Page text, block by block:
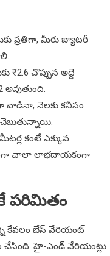
ప్రతిగా, మీరు బ్యాటరీ
₹2.6 చొప్పున అద్దె
అవుతుంది.
వాడినా, నెలకు కనీసం
చెబుతున్నాయి.
కంటే ఎక్కువ
చాలా లాభదాయకంగా
పరిమితం
కేవలం బేస్ వేరియంట్
హై-ఎండ్ వేరియంట్లు